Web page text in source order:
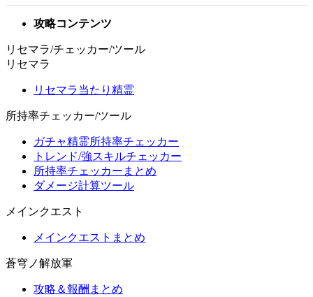
攻略コンテンツ
リセマラ/チェッカー/ツール
リセマラ
リセマラ当たり精霊
所持率チェッカー/ツール
ガチャ精霊所持率チェッカー
トレンド/強スキルチェッカー
所持率チェッカーまとめ
ダメージ計算ツール
メインクエスト
メインクエストまとめ
蒼穹ノ解放軍
攻略＆報酬まとめ